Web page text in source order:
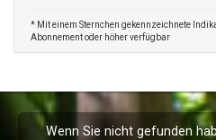
* Mit einem Sternchen gekennzeichnete
Abonnement oder höher verfügbar
Wenn Sie nicht gefunden